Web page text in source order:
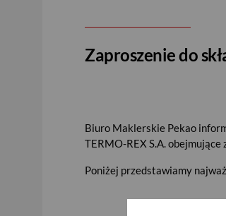
Zaproszenie do
Biuro Maklerskie Pekao
TERMO-REX S.A.
Poniżej przedstawiamy